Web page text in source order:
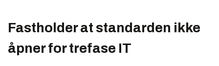
Fastholder at standarden ikke
åpner for trefase IT